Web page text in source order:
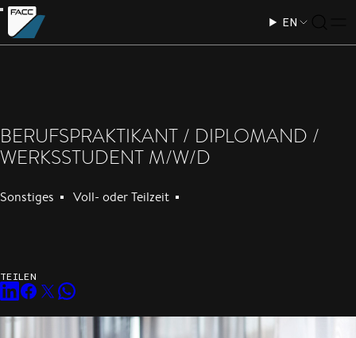
EN
BERUFSPRAKTIKANT / DIPLOMAND /
WERKSSTUDENT M/W/D
Sonstiges Voll- oder Teilzeit
TEILEN